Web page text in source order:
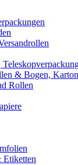
& Bogen,
Rollen
Etiketten